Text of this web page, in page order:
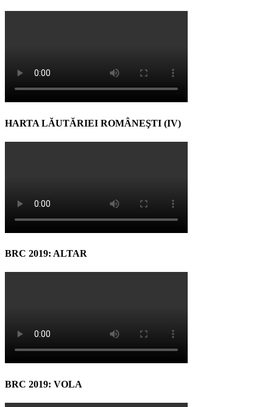
HARTA LĂUTĂRIEI ROMÂNEŞTI (IV)
BRC 2019: ALTAR
BRC 2019: VOLA